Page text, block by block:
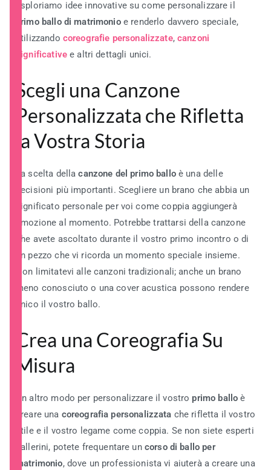
esploriamo idee innovative su come personalizzare il
primo ballo di matrimonioe renderlo davvero speciale,
utilizzando coreografie personalizzate,canzoni
significativee altri dettagli unici.
Scegli una Canzone
Personalizzata che Rifletta
la Vostra Storia
La scelta dellacanzone del primo balloè una delle
decisioni più importanti. Scegliere un brano che abbia un
significato personale per voi come coppia aggiungerà
emozione al momento. Potrebbe trattarsi della canzone
che avete ascoltato durante il vostro primo incontro o di
un pezzo che vi ricorda un momento speciale insieme.
Non limitatevi alle canzoni tradizionali; anche un brano
meno conosciuto o una cover acustica possono rendere
unico il vostro ballo.
Crea una Coreografia Su
Misura
Un altro modo per personalizzare il vostroprimo ballo è
creare una coreografia personalizzata che rifletta il vostro
stile e il vostro legame come coppia. Se non siete esperti
ballerini, potete frequentare un corso di ballo per
matrimonio, dove un professionista vi aiuterà a creare una